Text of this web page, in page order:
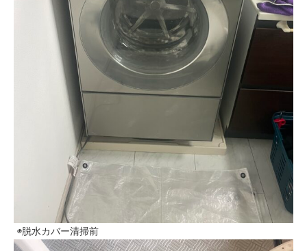
◉脱水カバー清掃前